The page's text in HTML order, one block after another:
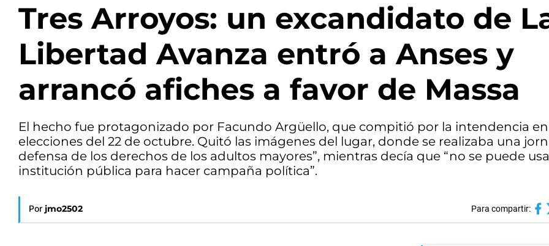
Tres Arroyos: un excandidato de
Libertad Avanza entró a Anses y
arrancó afiches a favor de Massa
El hecho fue protagonizado por Facundo Argüello, que compitió por la intendencia
elecciones del 22 de octubre. Quitó las imágenes del lugar, donde se realizaba una
defensa de los derechos de los adultos mayores”, mientras decía que “no se puede
institución pública para hacer campaña política”.
Por jmo2502 Para compartir: